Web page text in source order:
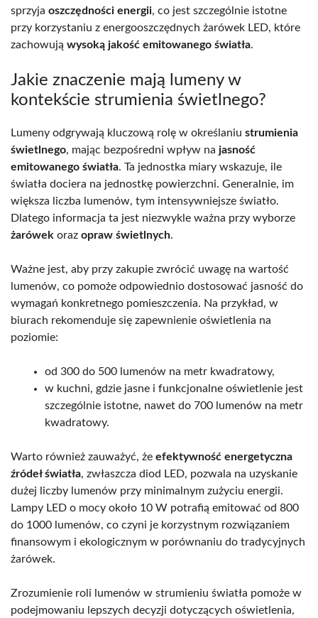
sprzyja oszczędności energii, co jest szczególnie istotne
przy korzystaniu z energooszczędnych żarówek LED, które
zachowują wysoką jakość emitowanego światła.
Jakie znaczenie mają lumeny w
kontekście strumienia świetlnego?
Lumeny odgrywają kluczową rolę w określaniu strumienia
świetlnego, mając bezpośredni wpływ na jasność
emitowanego światła. Ta jednostka miary wskazuje, ile
światła dociera na jednostkę powierzchni. Generalnie, im
większa liczba lumenów, tym intensywniejsze światło.
Dlatego informacja ta jest niezwykle ważna przy wyborze
żarówek oraz opraw świetlnych.
Ważne jest, aby przy zakupie zwrócić uwagę na wartość
lumenów, co pomoże odpowiednio dostosować jasność do
wymagań konkretnego pomieszczenia. Na przykład, w
biurach rekomenduje się zapewnienie oświetlenia na
poziomie:
od 300 do 500 lumenów na metr kwadratowy,
w kuchni, gdzie jasne i funkcjonalne oświetlenie jest
szczególnie istotne, nawet do 700 lumenów na metr
kwadratowy.
Warto również zauważyć, że efektywność energetyczna
źródeł światła, zwłaszcza diod LED, pozwala na uzyskanie
dużej liczby lumenów przy minimalnym zużyciu energii.
Lampy LED o mocy około 10 W potrafią emitować od 800
do 1000 lumenów, co czyni je korzystnym rozwiązaniem
finansowym i ekologicznym w porównaniu do tradycyjnych
żarówek.
Zrozumienie roli lumenów w strumieniu światła pomoże w
podejmowaniu lepszych decyzji dotyczących oświetlenia,